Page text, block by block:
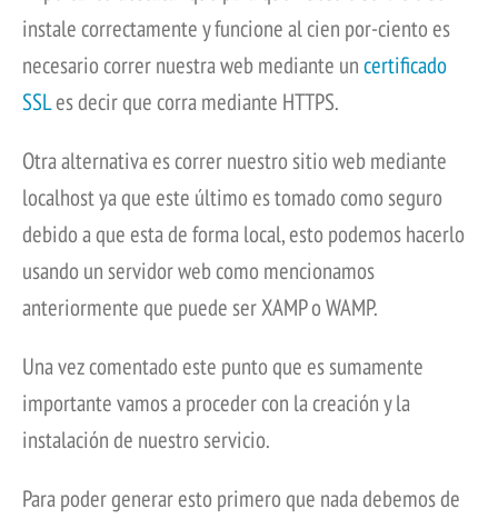
instale correctamente y funcione al cien por-ciento es
necesario correr nuestra web mediante uncertificado
SSLes decir que corra mediante HTTPS.
Otra alternativa es correr nuestro sitio web mediante
localhost ya que este último es tomado como seguro
debido a que esta de forma local, esto podemos hacerlo
usando un servidor web como mencionamos
anteriormente que puede ser XAMP o WAMP.
Una vez comentado este punto que es sumamente
importante vamos a proceder con la creación y la
instalación de nuestro servicio.
Para poder generar esto primero que nada debemos de